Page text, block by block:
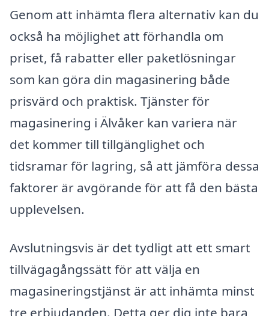
Genom att inhämta flera alternativ kan du
också ha möjlighet att förhandla om
priset, få rabatter eller paketlösningar
som kan göra din magasinering både
prisvärd och praktisk. Tjänster för
magasinering i Älvåker kan variera när
det kommer till tillgänglighet och
tidsramar för lagring, så att jämföra dessa
faktorer är avgörande för att få den bästa
upplevelsen.
Avslutningsvis är det tydligt att ett smart
tillvägagångssätt för att välja en
magasineringstjänst är att inhämta minst
tre erbjudanden. Detta ger dig inte bara